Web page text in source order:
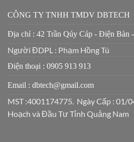
CÔNG TY TNHH TMDV DBTECH
Địa chỉ : 42 Trần Qúy Cáp - Điện
Người ĐDPL : Phạm Hồng Tú
Điện thoại : 0905 913 913
Email : dbtech@gmail.com
MST :4001174775. Ngày Cấp : 01/
Hoạch và Đầu Tư Tỉnh Quảng Nam